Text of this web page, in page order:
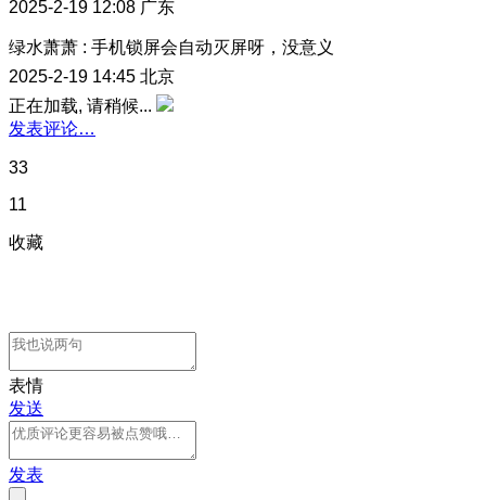
2025-2-19 12:08 广东
绿水萧萧 : 手机锁屏会自动灭屏呀，没意义
2025-2-19 14:45 北京
正在加载, 请稍候...
发表评论…
33
11
收藏
表情
发送
发表